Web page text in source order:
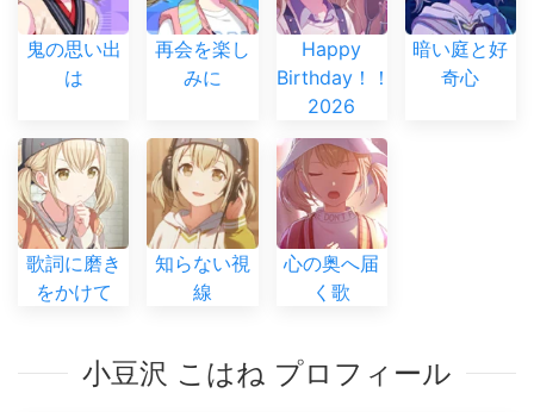
鬼の思い出
は
再会を楽し
みに
Happy
Birthday！！
2026
暗い庭と好
奇心
歌詞に磨き
をかけて
知らない視
線
心の奥へ届
く歌
小豆沢 こはね プロフィール